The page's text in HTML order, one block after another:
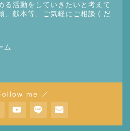
る活動をしていきたいと考えて
、献本等、ご気軽にご相談くだ
ム
me ／